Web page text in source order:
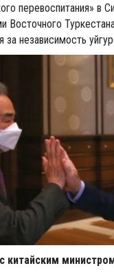
перевоспитания» в
Восточного
за независимость
китайским